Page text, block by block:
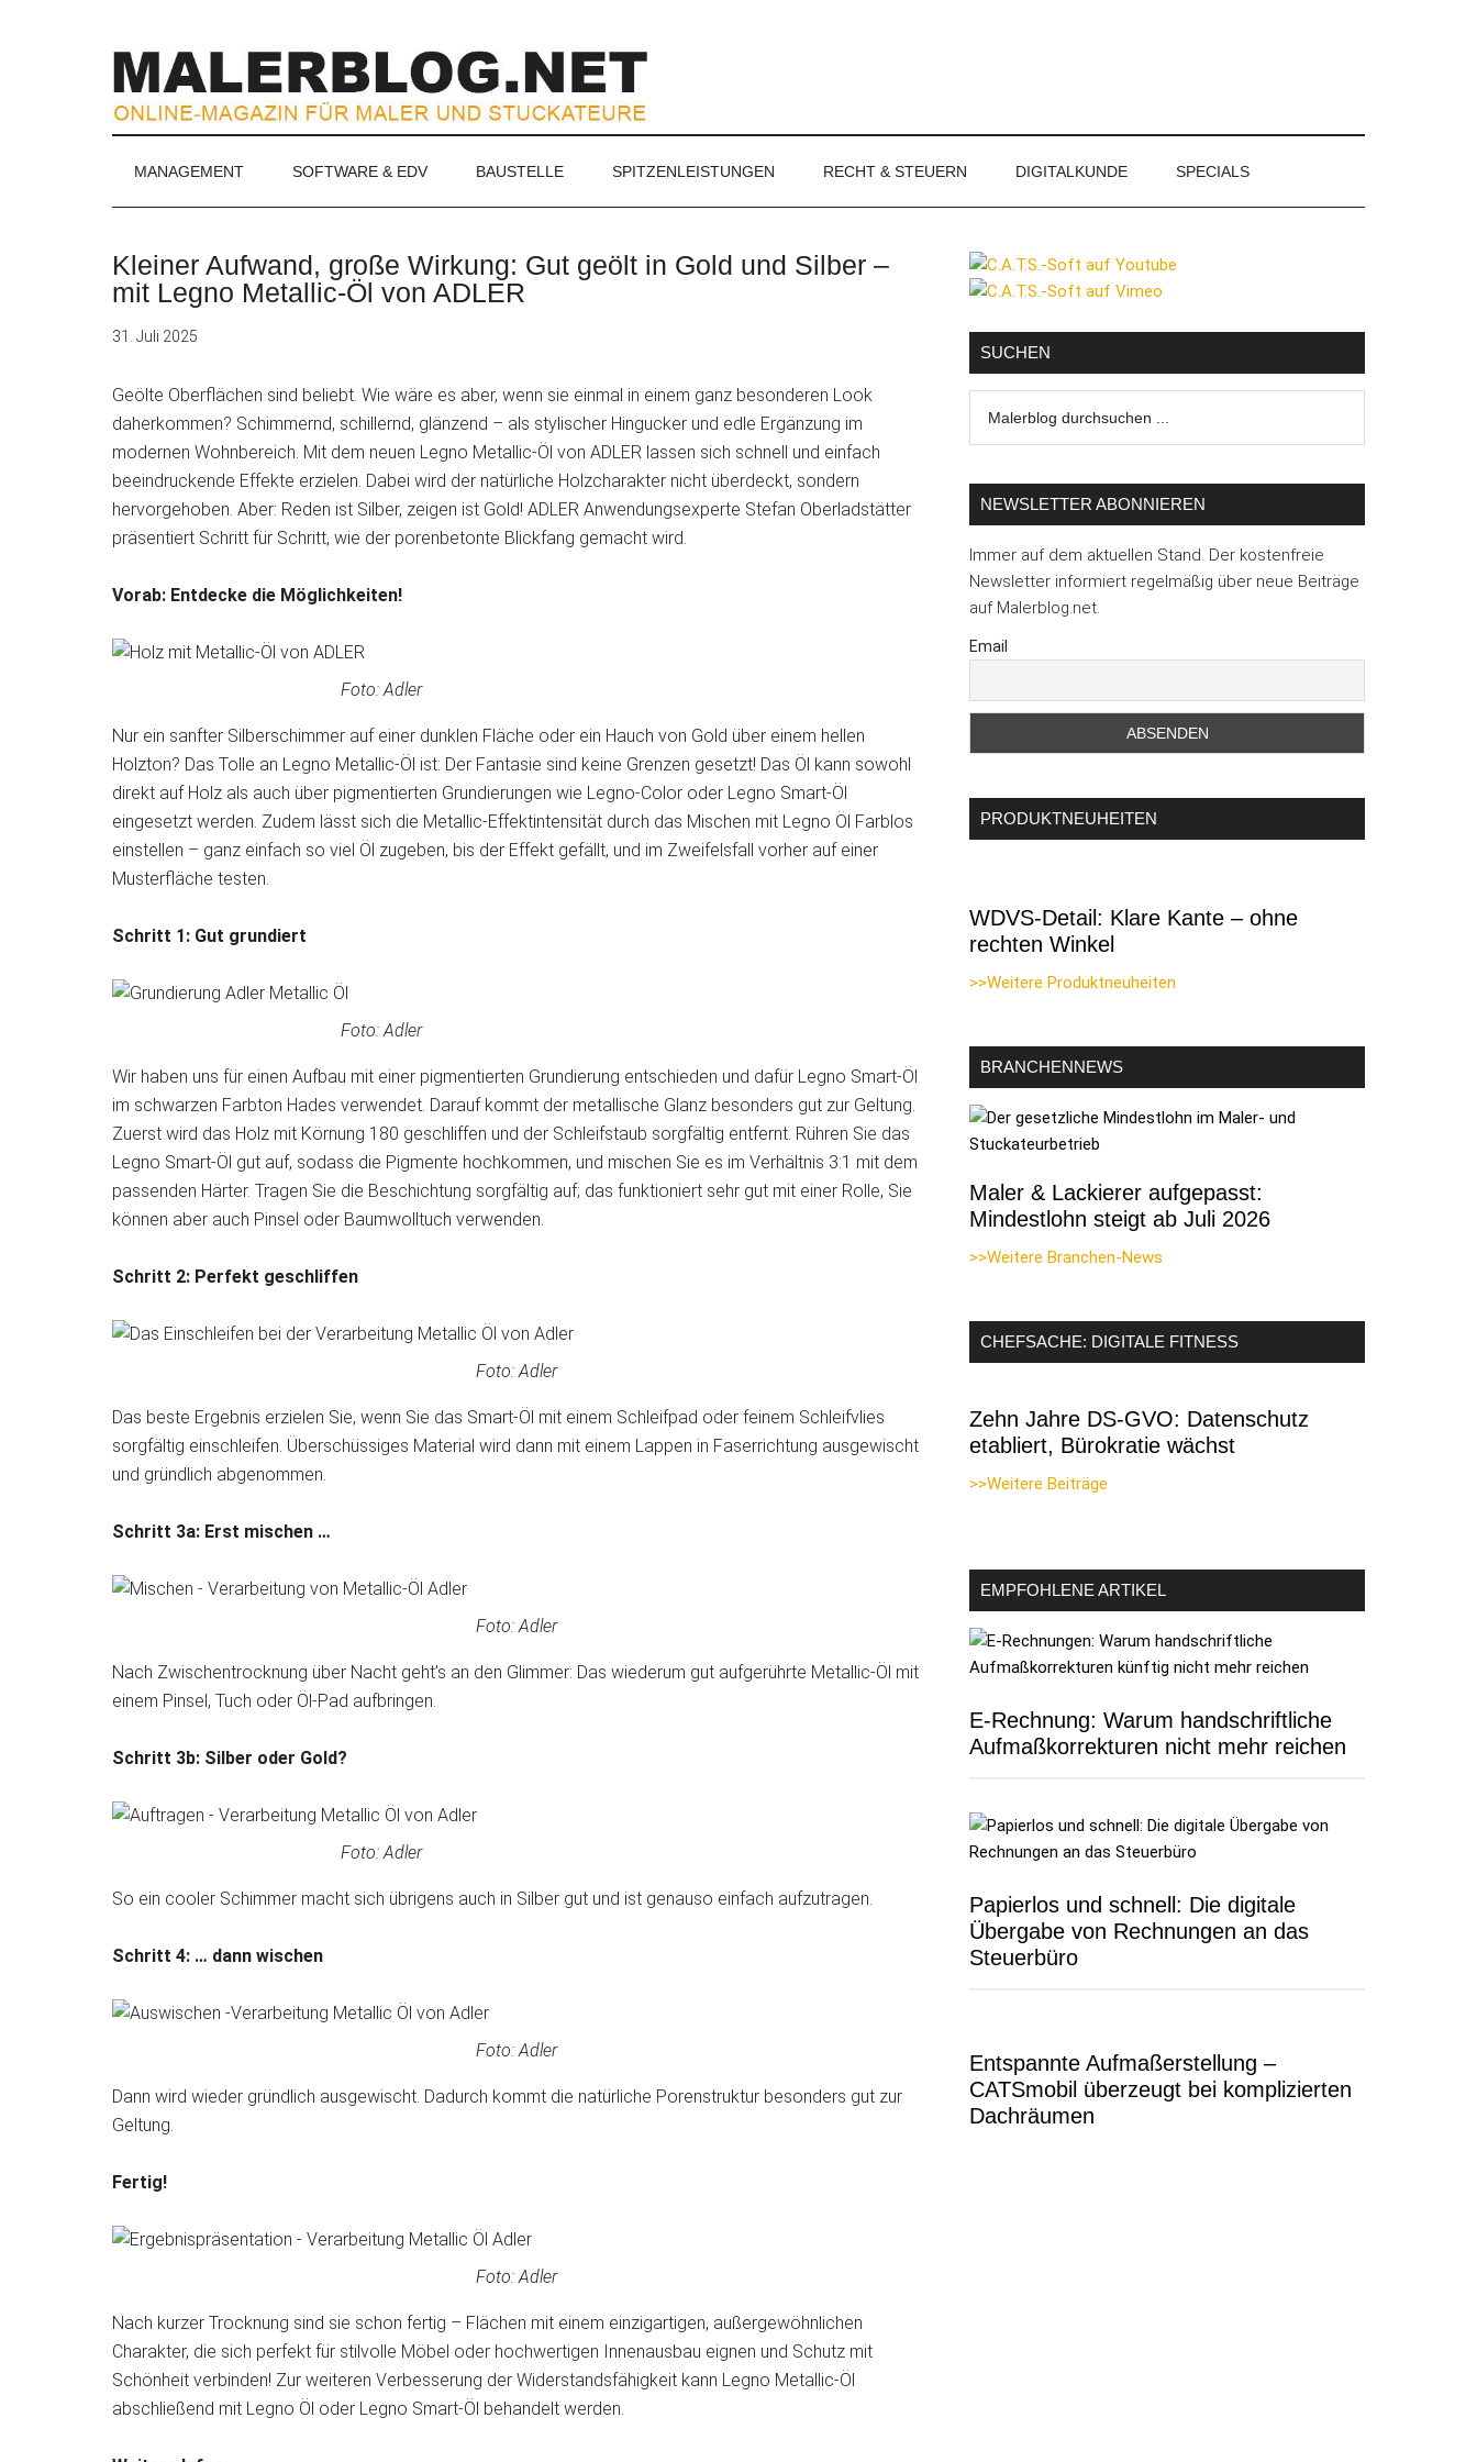
MALERBLOG.NET
Magazin
für
und
Stuckateure
MANAGEMENT SOFTWARE & EDV BAUSTELLE SPITZENLEISTUNGEN RECHT & STEUERN DIGITALKUNDE SPECIALS
Kleiner Aufwand, große Wirkung: Gut geölt in Gold und Silber –
mit Legno Metallic-Öl von ADLER
31. Juli 2025
Geölte Oberflächen sind beliebt. Wie wäre es aber, wenn sie einmal in einem ganz besonderen Look
daherkommen? Schimmernd, schillernd, glänzend – als stylischer Hingucker und edle Ergänzung im
modernen Wohnbereich. Mit dem neuen Legno Metallic-Öl von ADLER lassen sich schnell und einfach
beeindruckende Effekte erzielen. Dabei wird der natürliche Holzcharakter nicht überdeckt, sondern
hervorgehoben. Aber: Reden ist Silber, zeigen ist Gold! ADLER Anwendungsexperte Stefan Oberladstätter
präsentiert Schritt für Schritt, wie der porenbetonte Blickfang gemacht wird.
Vorab: Entdecke die Möglichkeiten!
Foto: Adler
Nur ein sanfter Silberschimmer auf einer dunklen Fläche oder ein Hauch von Gold über einem hellen
Holzton? Das Tolle an Legno Metallic-Öl ist: Der Fantasie sind keine Grenzen gesetzt! Das Öl kann sowohl
direkt auf Holz als auch über pigmentierten Grundierungen wie Legno-Color oder Legno Smart-Öl
eingesetzt werden. Zudem lässt sich die Metallic-Effektintensität durch das Mischen mit Legno Öl Farblos
einstellen – ganz einfach so viel Öl zugeben, bis der Effekt gefällt, und im Zweifelsfall vorher auf einer
Musterfläche testen.
Schritt 1: Gut grundiert
Foto: Adler
Wir haben uns für einen Aufbau mit einer pigmentierten Grundierung entschieden und dafür Legno Smart-Öl
im schwarzen Farbton Hades verwendet. Darauf kommt der metallische Glanz besonders gut zur Geltung.
Zuerst wird das Holz mit Körnung 180 geschliffen und der Schleifstaub sorgfältig entfernt. Rühren Sie das
Legno Smart-Öl gut auf, sodass die Pigmente hochkommen, und mischen Sie es im Verhältnis 3:1 mit dem
passenden Härter. Tragen Sie die Beschichtung sorgfältig auf; das funktioniert sehr gut mit einer Rolle, Sie
können aber auch Pinsel oder Baumwolltuch verwenden.
Schritt 2: Perfekt geschliffen
Foto: Adler
Das beste Ergebnis erzielen Sie, wenn Sie das Smart-Öl mit einem Schleifpad oder feinem Schleifvlies
sorgfältig einschleifen. Überschüssiges Material wird dann mit einem Lappen in Faserrichtung ausgewischt
und gründlich abgenommen.
Schritt 3a: Erst mischen …
Foto: Adler
Nach Zwischentrocknung über Nacht geht’s an den Glimmer: Das wiederum gut aufgerührte Metallic-Öl mit
einem Pinsel, Tuch oder Öl-Pad aufbringen.
Schritt 3b: Silber oder Gold?
Foto: Adler
So ein cooler Schimmer macht sich übrigens auch in Silber gut und ist genauso einfach aufzutragen.
Schritt 4: … dann wischen
Foto: Adler
Dann wird wieder gründlich ausgewischt. Dadurch kommt die natürliche Porenstruktur besonders gut zur
Geltung.
Fertig!
Foto: Adler
Nach kurzer Trocknung sind sie schon fertig – Flächen mit einem einzigartigen, außergewöhnlichen
Charakter, die sich perfekt für stilvolle Möbel oder hochwertigen Innenausbau eignen und Schutz mit
Schönheit verbinden! Zur weiteren Verbesserung der Widerstandsfähigkeit kann Legno Metallic-Öl
abschließend mit Legno Öl oder Legno Smart-Öl behandelt werden.
Seitenspalte
SUCHEN
durchsuchen
NEWSLETTER ABONNIEREN
Immer auf dem aktuellen Stand. Der kostenfreie
Newsletter informiert regelmäßig über neue Beiträge
auf Malerblog.net.
Email
PRODUKTNEUHEITEN
WDVS-Detail: Klare Kante – ohne
rechten Winkel
>>Weitere Produktneuheiten
BRANCHENNEWS
Maler & Lackierer aufgepasst:
Mindestlohn steigt ab Juli 2026
>>Weitere Branchen-News
CHEFSACHE: DIGITALE FITNESS
Zehn Jahre DS-GVO: Datenschutz
etabliert, Bürokratie wächst
>>Weitere Beiträge
EMPFOHLENE ARTIKEL
E-Rechnung: Warum handschriftliche
Aufmaßkorrekturen nicht mehr reichen
Papierlos und schnell: Die digitale
Übergabe von Rechnungen an das
Steuerbüro
Entspannte Aufmaßerstellung –
CATSmobil überzeugt bei komplizierten
Dachräumen